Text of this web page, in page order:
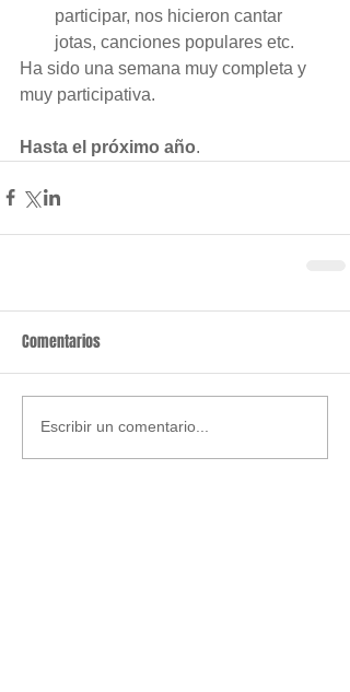
participar, nos hicieron cantar
jotas, canciones populares etc.
Ha sido una semana muy completa y
muy participativa.
Hasta el próximo año.
Comentarios
Escribir un comentario...